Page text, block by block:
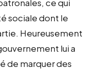
ce qui
sociale dont le
Heureusement
lui a
de marquer des